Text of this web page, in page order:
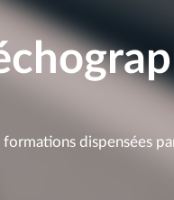
dispensées